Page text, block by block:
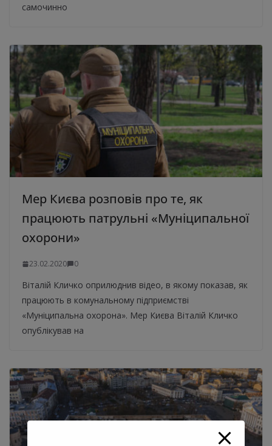
самочинно
Мер Києва розповів про те, як
працюють патрульні «Муніципальної
охорони»
23.02.2020 0
Віталій Кличко оприлюднив відео, в якому показав, як
працюють в комунальному підприємстві
«Муніципальна охорона». Мер Києва Віталій Кличко
опублікував на